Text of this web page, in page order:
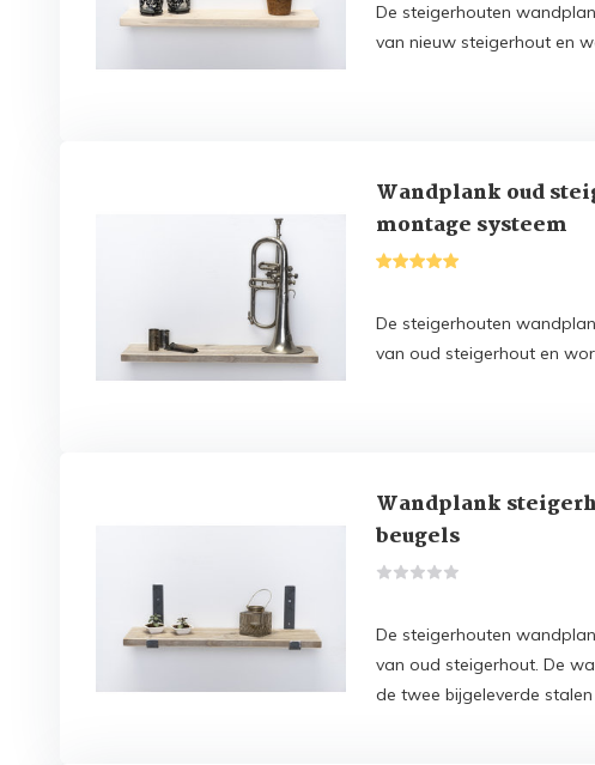
De steigerhouten
van nieuw steigerhout en
Wandplank oud
montage systeem
De steigerhouten
van oud steigerhout en
Wandplank
beugels
De steigerhouten
van oud steigerhout. De
de twee bijgeleverde